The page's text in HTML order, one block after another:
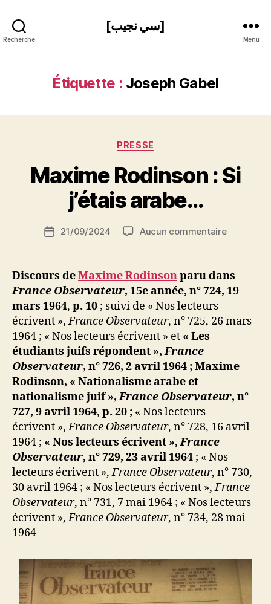
Recherche
[سي نجيب]
Menu
Étiquette : Joseph Gabel
Catégories
PRESSE
Maxime Rodinson : Si
j’étais arabe…
de
P
a
S
N
ji
b
Date21/09/2024 Aucun commentairesur
j’étais
Discours deMaxime Rodinsonparu dans
France Observateur, 15e année, n° 724, 19
mars 1964, p. 10 ; suivi de « Nos lecteurs
écrivent »,France Observateur, n° 725, 26 mars
1964 ; « Nos lecteurs écrivent » et « Les
étudiants juifs répondent »,France
Observateur, n° 726, 2 avril 1964 ;Maxime
Rodinson, « Nationalisme arabe et
nationalisme juif », France Observateur, n°
727, 9 avril 1964, p. 20 ; « Nos lecteurs
écrivent »,France Observateur, n° 728, 16 avril
1964 ; « Nos lecteurs écrivent »,France
Observateur, n° 729, 23 avril 1964 ; « Nos
lecteurs écrivent »,France Observateur, n° 730,
30 avril 1964 ; « Nos lecteurs écrivent »,France
Observateur, n° 731, 7 mai 1964 ; « Nos lecteurs
écrivent »,France Observateur, n° 734, 28 mai
1964